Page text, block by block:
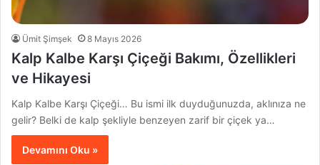
Ümit Şimşek 8 Mayıs 2026
Kalp Kalbe Karşı Çiçeği Bakımı, Özellikleri
ve Hikayesi
Kalp Kalbe Karşı Çiçeği… Bu ismi ilk duyduğunuzda, aklınıza ne
gelir? Belki de kalp şekliyle benzeyen zarif bir çiçek ya…
Devamını Oku »